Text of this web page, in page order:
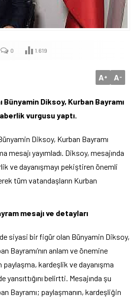
0 1.619
A+ A-
Bünyamin Diksoy, Kurban Bayramı
vurgusu yaptı.
Diksoy, Kurban Bayramı
mesajı yayımladı. Diksoy, mesajında
ve dayanışmayı pekiştiren önemli
tüm vatandaşların Kurban
mesajı ve detayları
siyasi bir figür olan Bünyamin Diksoy,
Bayramı’nın anlam ve önemine
paylaşma, kardeşlik ve dayanışma
yansıttığını belirtti. Mesajında şu
Bayramı; paylaşmanın, kardeşliğin